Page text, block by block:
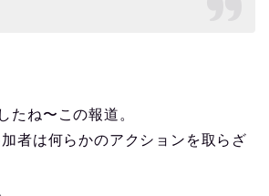
たね〜この報道。
者は何らかのアクションを取らざ